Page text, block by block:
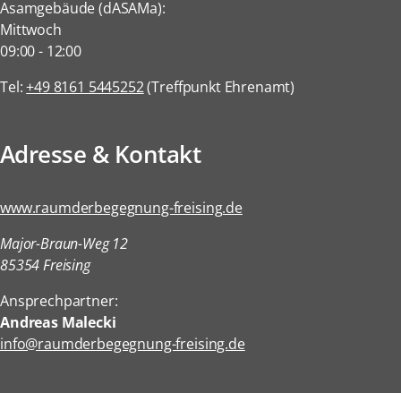
Asamgebäude (dASAMa):
Mittwoch
09:00- 12:00
Tel:+49 8161 5445252(Treffpunkt Ehrenamt)
Adresse & Kontakt
www.raumderbegegnung-freising.de
Major-Braun-Weg 12
85354 Freising
Ansprechpartner:
Andreas Malecki
info@raumderbegegnung-freising.de